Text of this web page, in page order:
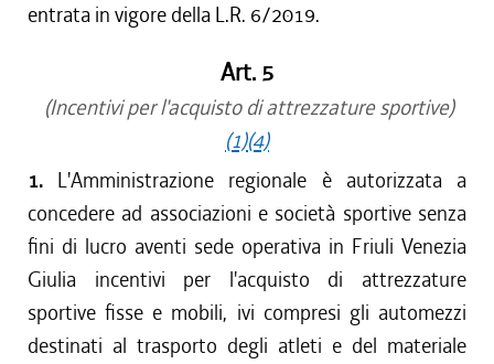
entrata in vigore della L.R. 6/2019.
Art. 5
(Incentivi per l'acquisto di attrezzature sportive)
(1)(4)
1. L'Amministrazione regionale è autorizzata a
concedere ad associazioni e società sportive senza
fini di lucro aventi sede operativa in Friuli Venezia
Giulia incentivi per l'acquisto di attrezzature
sportive fisse e mobili, ivi compresi gli automezzi
destinati al trasporto degli atleti e del materiale